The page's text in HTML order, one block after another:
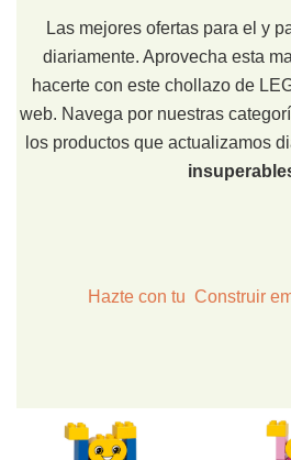
Las mejores ofertas para el y
diariamente. Aprovecha esta
hacerte con este chollazo de
web. Navega por nuestras
los productos que actualizamos
Hazte con tu Construir